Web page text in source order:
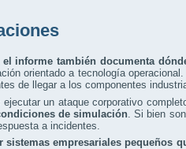
el informe también documenta
orientado a tecnología
de llegar a los componentes
un ataque corporativo
de simulación . Si bien
a incidentes.
sistemas empresariales pequeños